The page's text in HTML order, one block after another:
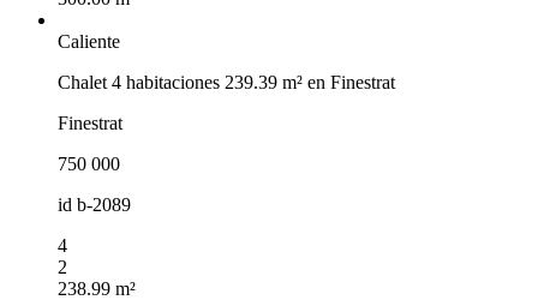
Caliente
Chalet 4 habitaciones 239.39 m² en Finestrat
Finestrat
750 000
id b-2089
4
2
238.99 m²